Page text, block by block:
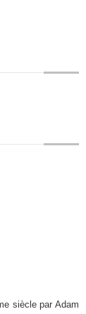
siècle par Adam